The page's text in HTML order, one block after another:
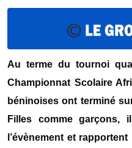
Au terme du tournoi
Championnat Scolaire
béninoises ont terminé
Filles comme
l’évènement et